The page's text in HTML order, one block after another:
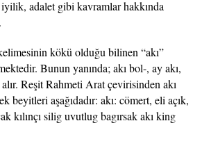
adalet gibi kavramlar hakkında
kökü olduğu bilinen “akı”
Bunun yanında; akı bol-, ay akı,
Reşit Rahmeti Arat çevirisinden akı
beyitleri aşağıdadır: akı: cömert, eli açık,
kılınçı silig uvutlug bagırsak akı king